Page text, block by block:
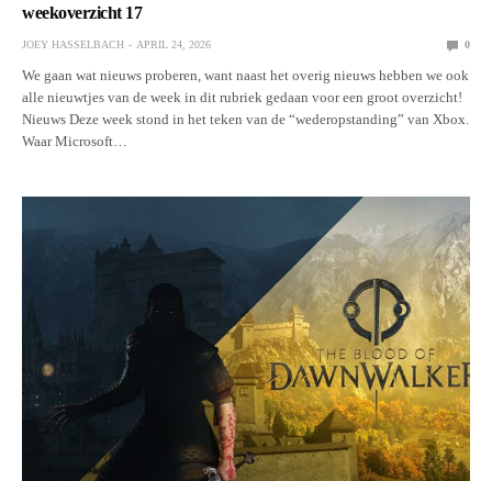
weekoverzicht 17
JOEY HASSELBACH APRIL 24, 2026 0
We gaan wat nieuws proberen, want naast het overig nieuws hebben we ook
alle nieuwtjes van de week in dit rubriek gedaan voor een groot overzicht!
Nieuws Deze week stond in het teken van de “wederopstanding” van Xbox.
Waar Microsoft…